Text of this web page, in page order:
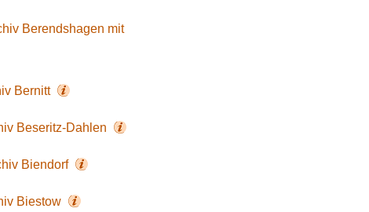
Berendshagen mit
Bernitt
Beseritz-Dahlen
Biendorf
Biestow